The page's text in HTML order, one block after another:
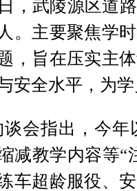
，武陵源区道
。主要聚焦学
，旨在压实主
安全水平，为
谈会指出，今年
减教学内容等“
车超龄服役、